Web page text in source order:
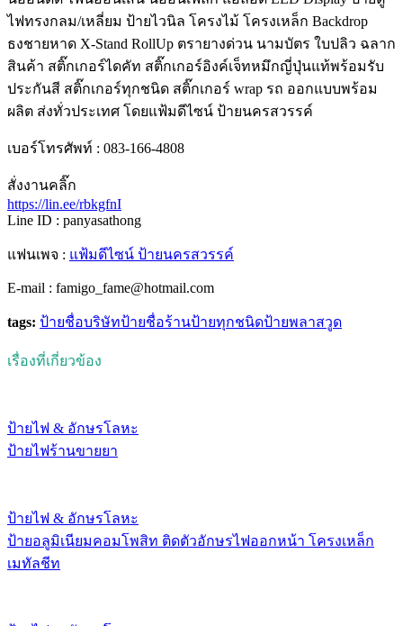
ไฟทรงกลม/เหลี่ยม ป้ายไวนิล โครงไม้ โครงเหล็ก Backdrop
ธงชายหาด X-Stand RollUp ตรายางด่วน นามบัตร ใบปลิว ฉลาก
สินค้า สติ๊กเกอร์ไดคัท สติ๊กเกอร์อิงค์เจ็ทหมึกญี่ปุ่นแท้พร้อมรับ
ประกันสี สติ๊กเกอร์ทุกชนิด สติ๊กเกอร์ wrap รถ ออกแบบพร้อม
ผลิต ส่งทั่วประเทศ โดยแฟ้มดีไซน์ ป้ายนครสวรรค์
เบอร์โทรศัพท์ : 083-166-4808
สั่งงานคลิ๊ก
https://lin.ee/rbkgfnI
Line ID : panyasathong
แฟนเพจ : แฟ้มดีไซน์ ป้ายนครสวรรค์
E-mail : famigo_fame@hotmail.com
tags: ป้ายชื่อบริษัทป้ายชื่อร้านป้ายทุกชนิดป้ายพลาสวูด
เรื่องที่เกี่ยวข้อง
ป้ายไฟ & อักษรโลหะ
ป้ายไฟร้านขายยา
ป้ายไฟ & อักษรโลหะ
ป้ายอลูมิเนียมคอมโพสิท ติดตัวอักษรไฟออกหน้า โครงเหล็ก
เมทัลชีท